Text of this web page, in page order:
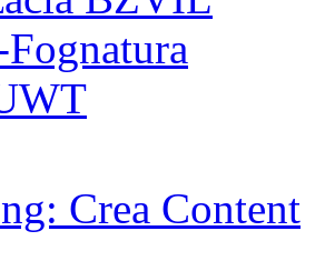
Crea Content